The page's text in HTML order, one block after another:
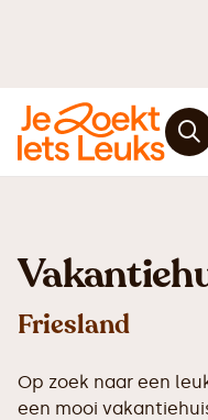
Friesland
Op zoek naar een
een mooi